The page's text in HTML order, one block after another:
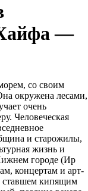
—
со своим
окружена лесами,
очень
Человеческая
и старожилы,
жизнь и
городе (Ир
концертам и арт-
ставшем кипящим